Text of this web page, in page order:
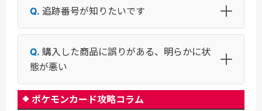
追跡番号が知りたいです
購入した商品に誤りがある、明らかに状
態が悪い
ポケモンカード攻略コラム